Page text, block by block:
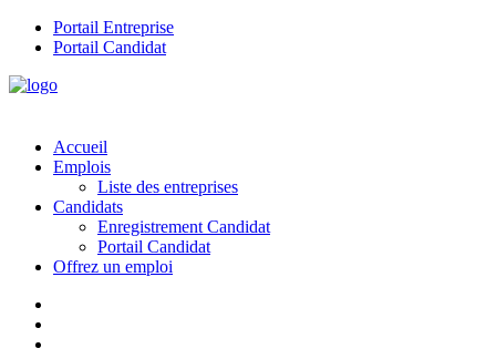
Portail Entreprise
Portail Candidat
Accueil
Emplois
Liste des entreprises
Candidats
Enregistrement Candidat
Portail Candidat
Offrez un emploi